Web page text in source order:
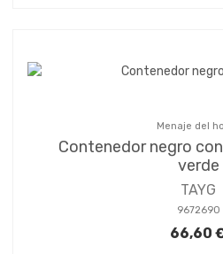
Menaje del
Contenedor negro
verde
TAYG
9672690
66,60